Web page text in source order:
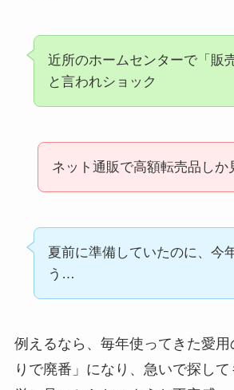
近所のホームセンターで「販
と言われショック
ネット通販で高額転売品しか
夏前に準備していたのに、今
う…
例えるなら、毎年使ってきた愛用
りで廃番」になり、急いで探し